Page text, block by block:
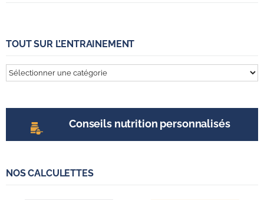
TOUT SUR L’ENTRAINEMENT
Tout
sur
Conseils nutrition personnalisés
NOS CALCULETTES